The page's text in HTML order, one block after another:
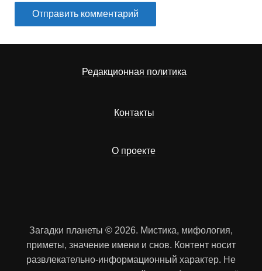
Редакционная политика
Контакты
О проекте
Загадки планеты © 2026. Мистика, мифология,
приметы, значение имени и снов. Контент носит
развлекательно-информационный характер. Не